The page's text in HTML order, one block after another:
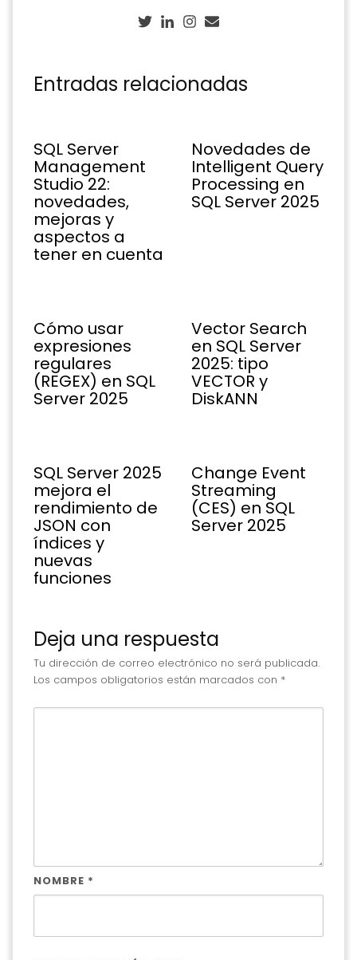
Entradas relacionadas
SQL Server
Management
Studio 22:
novedades,
mejoras y
aspectos a
tener en cuenta
Novedades de
Intelligent Query
Processing en
SQL Server 2025
Cómo usar
expresiones
regulares
(REGEX) en SQL
Server 2025
Vector Search
en SQL Server
2025: tipo
VECTOR y
DiskANN
SQL Server 2025
mejora el
rendimiento de
JSON con
índices y
nuevas
funciones
Change Event
Streaming
(CES) en SQL
Server 2025
Deja una respuesta
Tu dirección de correo electrónico no será publicada.
Los campos obligatorios están marcados con *
NOMBRE *